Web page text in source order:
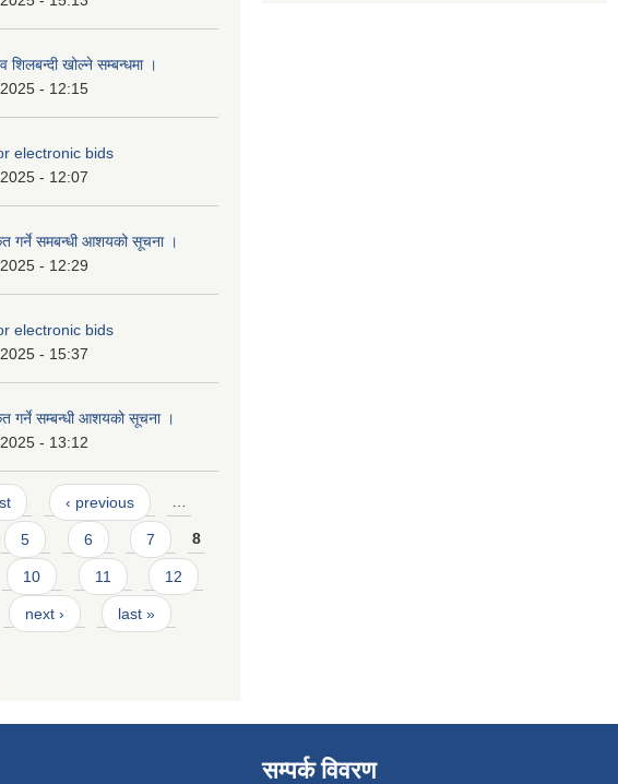
शिलबन्दी खोल्ने सम्बन्धमा ।
- 12:15
electronic bids
- 12:07
गर्ने समबन्धी आशयको सूचना ।
- 12:29
electronic bids
- 15:37
गर्ने सम्बन्धी आशयको सूचना ।
- 13:12
‹ previous …
5 6 7 8
10 11 12
next › last »
सम्पर्क विवरण